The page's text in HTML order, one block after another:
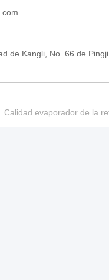
de Kangli, No. 66 de
Calidad evaporador de la